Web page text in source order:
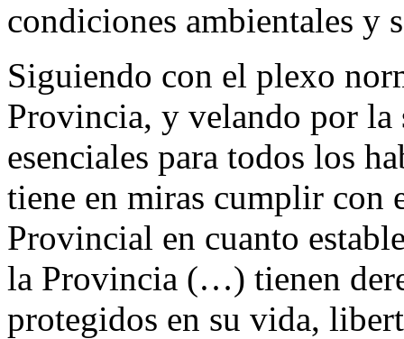
condiciones ambientales y
Siguiendo con el plexo
Provincia, y velando por la
esenciales para todos los
tiene en miras cumplir con
Provincial en cuanto
la Provincia (…) tienen
protegidos en su vida,